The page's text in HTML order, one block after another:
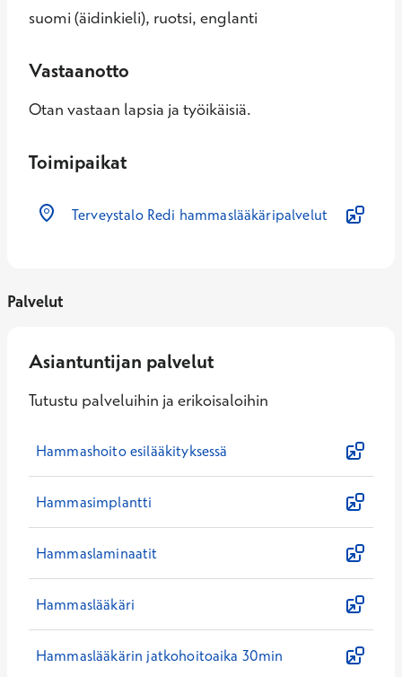
suomi (äidinkieli), ruotsi, englanti
Vastaanotto
Otan vastaan lapsia ja työikäisiä.
Toimipaikat
Terveystalo Redi hammaslääkäripalvelut
Palvelut
Asiantuntijan palvelut
Tutustu palveluihin ja erikoisaloihin
Hammashoito esilääkityksessä
Hammasimplantti
Hammaslaminaatit
Hammaslääkäri
Hammaslääkärin jatkohoitoaika 30min